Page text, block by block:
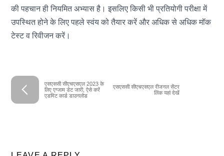
की पहचान ही नियमित अभ्यास है। इसलिए किसी भी प्रतियोगी परीक्षा में
उपस्थित होने के लिए पहले स्वंय को तैयार करें और अधिक से अधिक मॉक
टेस्ट व रिवीजन करें।
एसएससी सीएचएसएल 2023 के
लिए एग्जाम डेट जारी, ऐसे करें
एडमिट कार्ड डाउनलोड
एसएससी सीएचएसएल रीजनल सेंटर
लिंक यहां देखें